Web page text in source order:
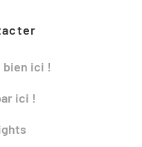
ici !
ici !